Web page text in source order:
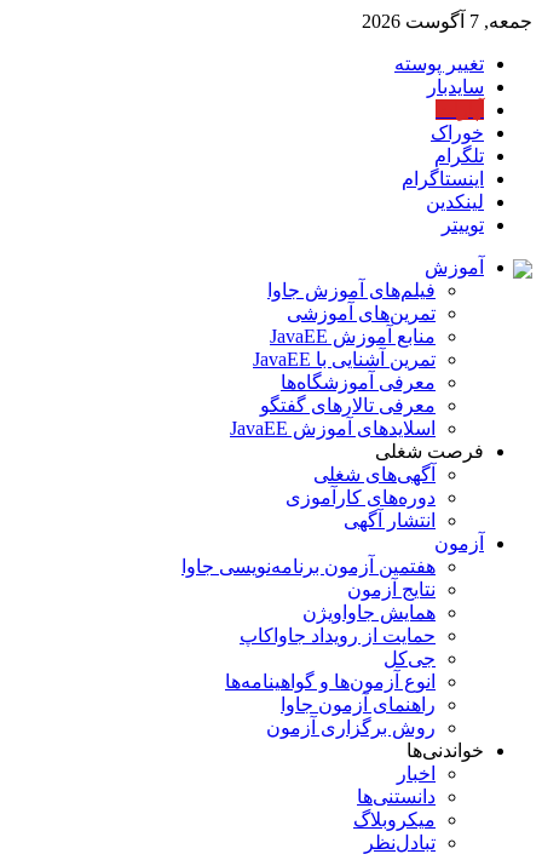
جمعه, 7 آگوست 2026
تغییر پوسته
سایدبار
خوراک
تلگرام
اینستاگرام
لینکدین
توییتر
آموزش
فیلم‌های آموزش جاوا
تمرین‌های آموزشی
منابع آموزش JavaEE
تمرین آشنایی با JavaEE
معرفی آموزشگاه‌ها
معرفی تالارهای گفتگو
اسلایدهای آموزش JavaEE
فرصت شغلی
آگهی‌های شغلی
دوره‌های کارآموزی
انتشار آگهی
آزمون
هفتمین آزمون برنامه‌نویسی جاوا
نتایج آزمون
همایش جاواویژن
حمایت از رویداد جاواکاپ
جی‌کل
انوع آزمون‌ها و گواهینامه‌ها
راهنمای آزمون جاوا
روش برگزاری آزمون
خواندنی‌ها
اخبار
دانستنی‌ها
میکروبلاگ
تبادل‌نظر